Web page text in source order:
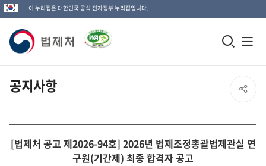
이 누리집은 대한민국 공식 전자정부 누리집입니다.
법
제
처
고
모
공지사항 SNS
유
전
체
[법제처 공고 제2026-94호] 2026년 법제조정총괄법제관실 연
구원(기간제) 최종 합격자 공고